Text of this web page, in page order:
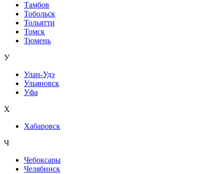
Тамбов
Тобольск
Тольятти
Томск
Тюмень
У
Улан-Удэ
Ульяновск
Уфа
Х
Хабаровск
Ч
Чебоксары
Челябинск